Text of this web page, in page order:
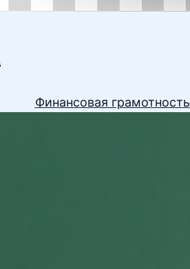
Финансовая грамотность